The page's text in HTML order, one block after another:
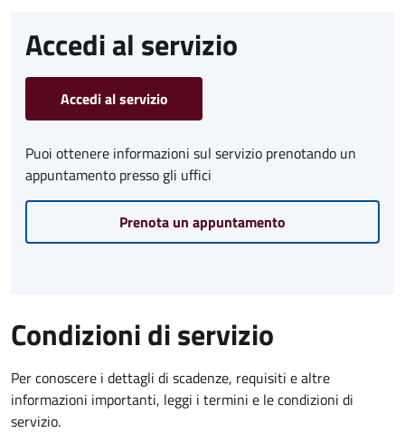
Accedi al servizio
Accedi al servizio
Puoi ottenere informazioni sul servizio prenotando un
appuntamento presso gli uffici
Prenota un appuntamento
Condizioni di servizio
Per conoscere i dettagli di scadenze, requisiti e altre
informazioni importanti, leggi i termini e le condizioni di
servizio.